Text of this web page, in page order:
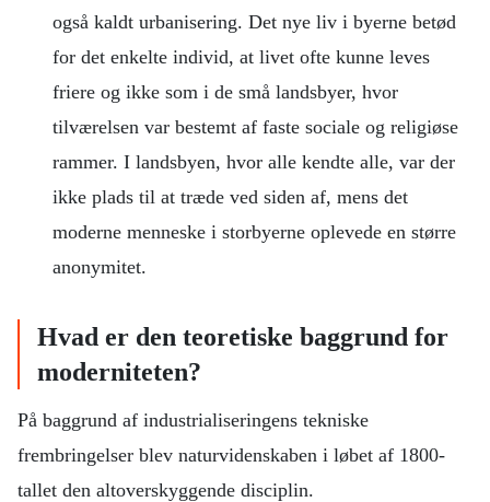
også kaldt urbanisering. Det nye liv i byerne betød
for det enkelte individ, at livet ofte kunne leves
friere og ikke som i de små landsbyer, hvor
tilværelsen var bestemt af faste sociale og religiøse
rammer. I landsbyen, hvor alle kendte alle, var der
ikke plads til at træde ved siden af, mens det
moderne menneske i storbyerne oplevede en større
anonymitet.
Hvad er den teoretiske baggrund for
moderniteten?
På baggrund af industrialiseringens tekniske
frembringelser blev naturvidenskaben i løbet af 1800-
tallet den altoverskyggende disciplin.